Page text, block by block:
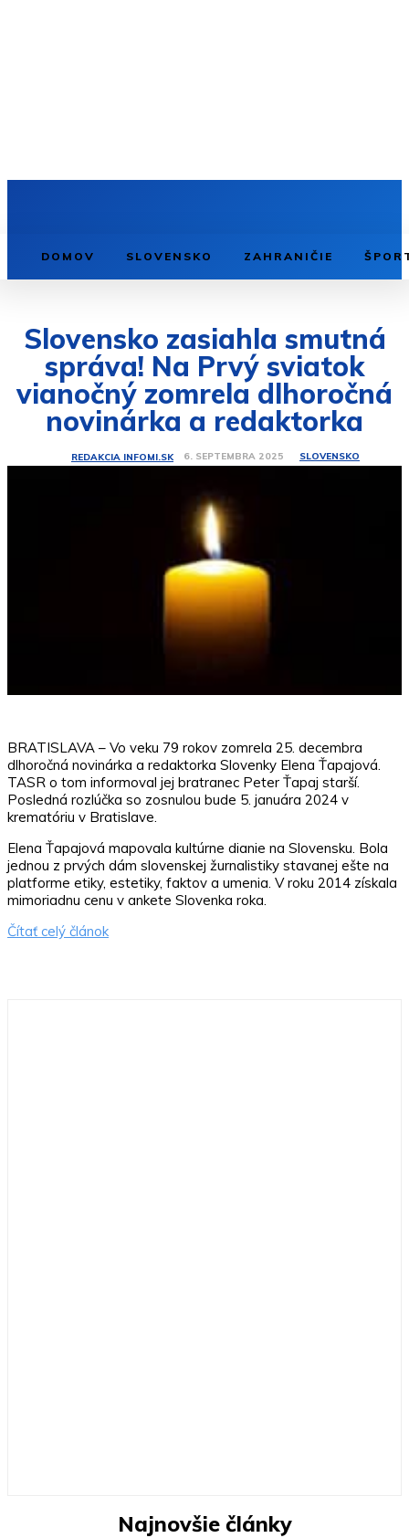
DOMOV SLOVENSKO ZAHRANIČIE
Slovensko zasiahla smutná
správa! Na Prvý sviatok
vianočný zomrela dlhoročná
novinárka a redaktorka
REDAKCIA INFOMI.SK 6. SEPTEMBRA 2025 SLOVENSKO
BRATISLAVA – Vo veku 79 rokov zomrela 25. decembra
dlhoročná novinárka a redaktorka Slovenky Elena Ťapajová.
TASR o tom informoval jej bratranec Peter Ťapaj starší.
Posledná rozlúčka so zosnulou bude 5. januára 2024 v
krematóriu v Bratislave.
Elena Ťapajová mapovala kultúrne dianie na Slovensku. Bola
jednou z prvých dám slovenskej žurnalistiky stavanej ešte na
platforme etiky, estetiky, faktov a umenia. V roku 2014 získala
mimoriadnu cenu v ankete Slovenka roka.
Čítať celý článok
Najnovšie články